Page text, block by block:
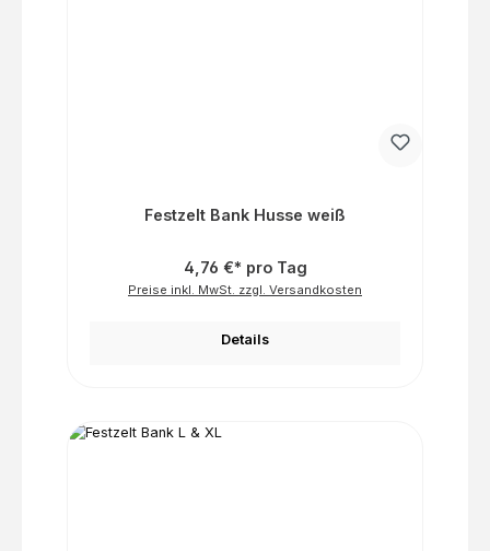
Festzelt Bank Husse weiß
4,76 €* pro Tag
Preise inkl. MwSt. zzgl. Versandkosten
Details